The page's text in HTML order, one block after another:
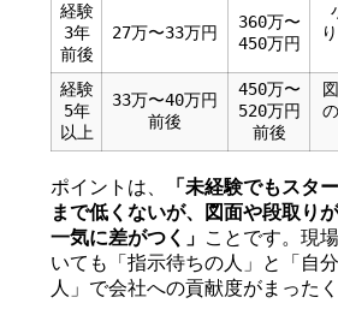
経験
3年
前後
27万〜33万円
360万〜
450万円
経験
5年
以上
33万〜40万円
前後
450万〜
520万円
前後
ポイントは、
「未経験でもスタ
まで低くないが、図面や段取り
一気に差がつく」 ことです。現
いても「指示待ちの人」と「自
人」で会社への貢献度がまった